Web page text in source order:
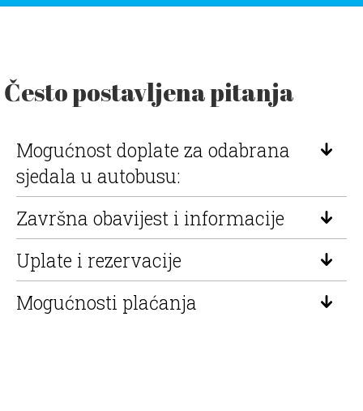
Često postavljena pitanja
Mogućnost doplate za odabrana
sjedala u autobusu:
Završna obavijest i informacije
Uplate i rezervacije
Mogućnosti plaćanja